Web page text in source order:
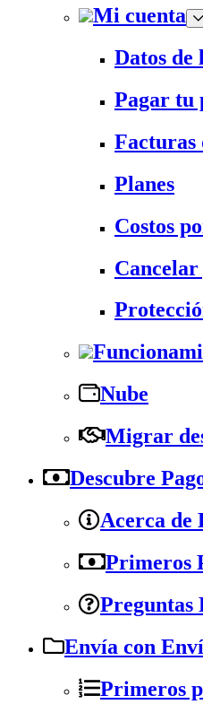
Mi cuenta
Datos de
Pagar tu
Facturas
Planes
Costos
Nube
Migrar
Descubre
Acerca de
Primeros
Preguntas
Envía con
Primeros